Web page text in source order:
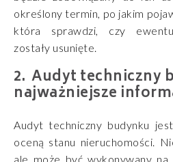
określony termin, po jakim
która sprawdzi, czy
zostały usunięte.
Audyt techniczny
najważniejsze
Audyt techniczny budynku
oceną stanu nieruchomości.
ale może być wykonywany na